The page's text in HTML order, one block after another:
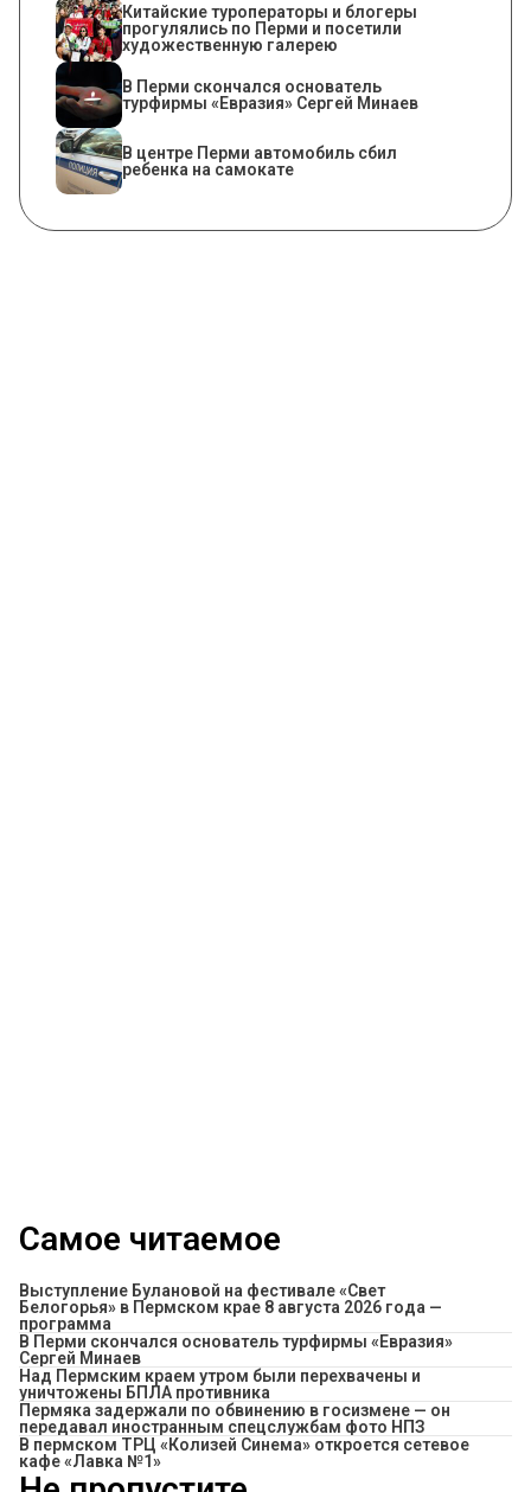
Китайские туроператоры и блогеры
прогулялись по Перми и посетили
художественную галерею
В Перми скончался основатель
турфирмы «Евразия» Сергей Минаев
В центре Перми автомобиль сбил
ребенка на самокате
Самое читаемое
Выступление Булановой на фестивале «Свет
Белогорья» в Пермском крае 8 августа 2026 года —
программа
В Перми скончался основатель турфирмы «Евразия»
Сергей Минаев
Над Пермским краем утром были перехвачены и
уничтожены БПЛА противника
Пермяка задержали по обвинению в госизмене — он
передавал иностранным спецслужбам фото НПЗ
​В пермском ТРЦ «Колизей Синема» откроется сетевое
кафе «Лавка №1»